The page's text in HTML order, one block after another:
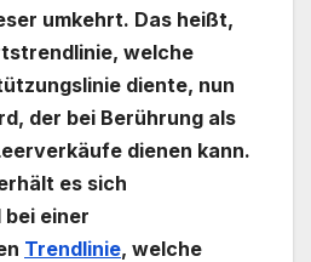
umkehrt. Das heißt,
welche
diente, nun
der bei Berührung als
dienen kann.
es sich
einer
Trendlinie, welche